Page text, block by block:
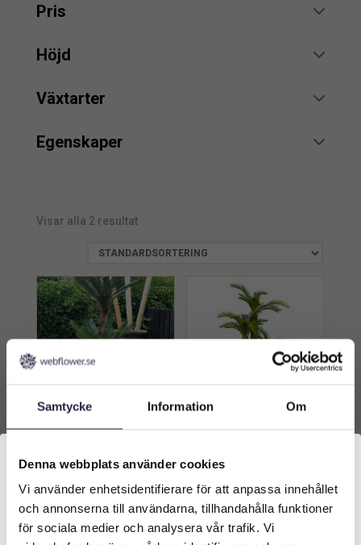
Samtycke Information Om
Denna webbplats använder cookies
Vi använder enhetsidentifierare för att anpassa innehållet
och annonserna till användarna, tillhandahålla funktioner
för sociala medier och analysera vår trafik. Vi
Pris
min.
min. max.
Höjd
min.
Växtarter
Egenskaper
UV
Vattenbeständig 1
Visar alla 2 resultat
Palm | Konstgjord Cycas
11579kr
Lägg till i
varukorg
3499
Lägg till i
varukorg
Välkommen till Webflower
Vilken typ av kund är du? Du kan alltid justera ditt val
längst upp på sidan.